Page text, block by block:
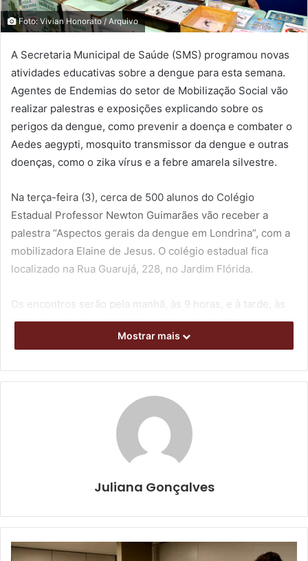
Foto: Vivian Honorato / Arquivo
A Secretaria Municipal de Saúde (SMS) programou novas
atividades educativas sobre a dengue para esta semana.
Agentes de Endemias do setor de Mobilização Social vão
realizar palestras e exposições explicando sobre os
perigos da dengue, como prevenir a doença e combater o
Aedes aegypti, mosquito transmissor da dengue e outras
doenças, como o zika vírus e a febre amarela silvestre.
Na terça-feira (3), cerca de 500 alunos do Colégio
Estadual Professor Newton Guimarães vão receber a
palestra “Aspectos gerais da dengue em Londrina”, com a
mobilizadora Elaine de Jesus. O colégio estadual fica
localizado na Rua Guarujá, 228, no Jardim Flórida.
Os encontros serão pela manhã, às 9 horas, e à tarde, às
14 horas, e incluem também entrega de panfletos
explicativos. “Nessa palestra, vamos abordar assuntos
focos do mosquito transmissor, e que ficam dentro dos
imóveis, como os vasos de flores e baldes com água.
Também vou citar o alto número de casos na nossa
cidade, quais os cuidados preventivos individuais,
principalmente o repelente, além de aspectos da doença e
do ciclo de vida do Aedes”, detalhou Elaine.
Harriete Monterio irão até o Centro Municipal de Educação
com exposições e maquetes sobre a dengue e o Aedes.
Mostrar mais
Juliana Gonçalves